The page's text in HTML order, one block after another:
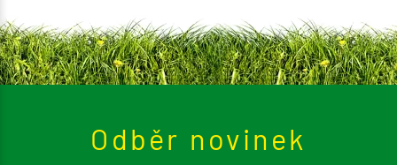
Odběr novinek